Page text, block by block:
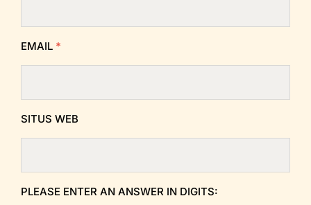
EMAIL *
SITUS WEB
PLEASE ENTER AN ANSWER IN DIGITS: